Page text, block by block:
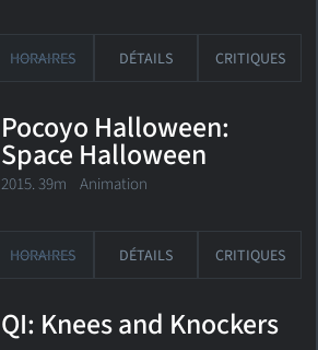
HORAIRES DÉTAILS CRITIQUES
Pocoyo Halloween:
Space Halloween
2015. 39m Animation
HORAIRES DÉTAILS CRITIQUES
QI: Knees and Knockers